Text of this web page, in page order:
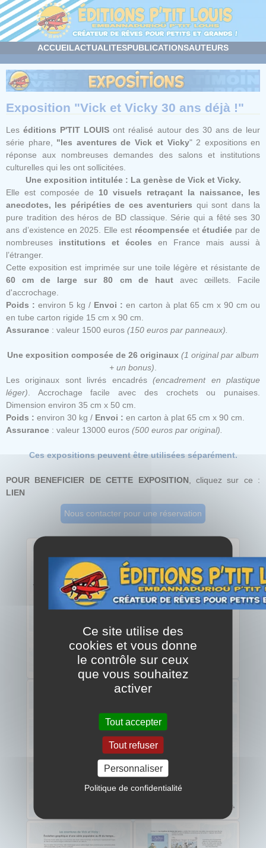
ACCUEILACTUALITESPUBLICATIONSAUTEURS
Exposition "Vick et Vicky 30 ans déjà !"
Leséditions P'TIT LOUISont réalisé autour des 30 ans de leur
série phare, "les aventures de Vick et Vicky" 2 expositions en
réponse aux nombreuses demandes des salons et institutions
culturelles qui les ont sollicitées.
Une exposition intitulée : La genèse de Vick et Vicky.
Elle est composée de 10 visuels retraçant la naissance, les
anecdotes, les péripéties de ces aventuriers qui sont dans la
pure tradition des héros de BD classique. Série qui a fêté ses 30
ans d’existence en 2025. Elle est récompensée etétudiée par de
nombreuses institutions et écoles en France mais aussi à
l’étranger.
Cette exposition est imprimée sur une toile légère et résistante de
60 cm de large sur 80 cm de hautavec œillets. Facile
d'accrochage.
Poids : environ 5 kg / Envoi : en carton à plat 65 cm x 90 cm ou
en tube carton rigide 15 cm x 90 cm.
Assurance : valeur 1500 euros (150 euros par panneaux).
Une exposition composée de 26 originaux (1 original par album
+ un bonus)
Les originaux sont livrés encadrés(encadrement en plastique
léger) . Accrochage facile avec des crochets ou punaises.
Dimension environ 35 cm x 50 cm.
Poids : environ 30 kg / Envoi : en carton à plat 65 cm x 90 cm.
Assurance : valeur 13000 euros (500 euros par original).
Ces expositions peuvent être utilisées séparément.
POUR BENEFICIER DE CETTE EXPOSITION , cliquez sur ce :
LIEN
Nous contacter pour une réservation
Panneau de gestion des cookies
Ce site utilise des
cookies et vous donne
le contrôle sur ceux
que vous souhaitez
activer
Tout accepter
Tout refuser
Personnaliser
Politique de confidentialité